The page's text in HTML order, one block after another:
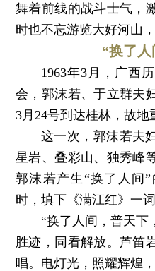
舞着前线的战斗士气，
时也不忘游览大好河山
“换了
1963年3月，广西
会，郭沫若、于立群夫
3月24号到达桂林，故地
这一次，郭沫若夫
星岩、叠彩山、独秀峰
郭沫若产生“换了人间
时，填下《满江红》一词
“换了人间，普天下
胜迹，同看解放。芦笛
唱。电灯光，照耀辉煌